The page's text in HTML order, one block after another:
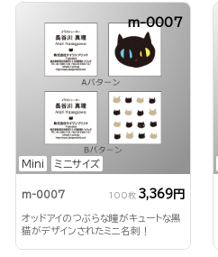
Mini ミニサイズ
m-0007
m-0007 100枚 3,369円
オッドアイのつぶらな瞳がキュートな黒
猫がデザインされたミニ名刺！